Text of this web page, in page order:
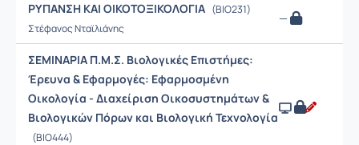
ΡΥΠΑΝΣΗ ΚΑΙ ΟΙΚΟΤΟΞΙΚΟΛΟΓΙΑ (BIO231)
Στέφανος Νταϊλιάνης
—
ΣΕΜΙΝΑΡΙΑ Π.Μ.Σ. Βιολογικές Επιστήμες:
Έρευνα & Εφαρμογές: Εφαρμοσμένη
Οικολογία - Διαχείριση Οικοσυστημάτων &
Βιολογικών Πόρων και Βιολογική Τεχνολογία
(BIO444)